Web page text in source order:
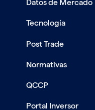
Datos de Mercado
Tecnología
Post Trade
Normativas
QCCP
Portal Inversor